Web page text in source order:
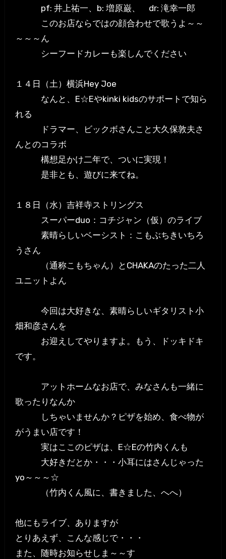
pf: 井上祐一、b: 増原巌、 dr: 滝幸一郎
このお店ならではの顔合わせで歌うよ～～
～～～ん
シーフードカレーも楽しんでください
１４日（土）横浜Hey Joe
なんと、E☆Eやkinki kidsのサポートで知ら
れる
ドラマー、ビックボさんこと大久保敦夫さ
んとのコラボ
構想足かけ二年で、ついに実現！
是非とも、遊びに来てね。
１８日（水）吉祥寺ストリングス
スーパーduo：コチジャン（仮）のライブ
素晴らしいベーシスト：こもぶちきいちろ
うさん
（通称こもちゃん）とCHAKAのたった二人
ユニットよん
今回は大好きな、素晴らしいギタリスト小
畑和彦さんを
お迎えしてやりますよ。もう、ドッキドキ
です。
アットホームなお店で、みなさんも一緒に
歌ったりなんか
しちゃいませんか？ピザを始め、食べ物が
がうまい店です！
実はここのピザは、E☆Eの竹内くんも
大好きだとか・・・小耳にはさんじゃった
yo～～～☆
（竹内くん風に、書きました、へへ）
他にもライブ、ありますが
とりあえず、こんな感じで・・・
また、随時お知らせしま～～す